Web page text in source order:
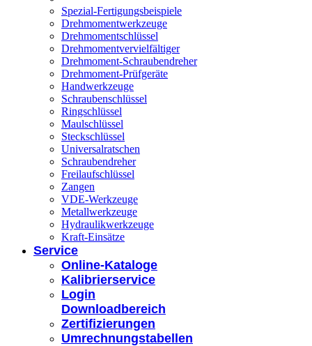
Spezial-Fertigungsbeispiele
Drehmomentwerkzeuge
Drehmomentschlüssel
Drehmomentvervielfältiger
Drehmoment-Schraubendreher
Drehmoment-Prüfgeräte
Handwerkzeuge
Schraubenschlüssel
Ringschlüssel
Maulschlüssel
Steckschlüssel
Universalratschen
Schraubendreher
Freilaufschlüssel
Zangen
VDE-Werkzeuge
Metallwerkzeuge
Hydraulikwerkzeuge
Kraft-Einsätze
Service
Online-Kataloge
Kalibrierservice
Login
Downloadbereich
Zertifizierungen
Umrechnungstabellen